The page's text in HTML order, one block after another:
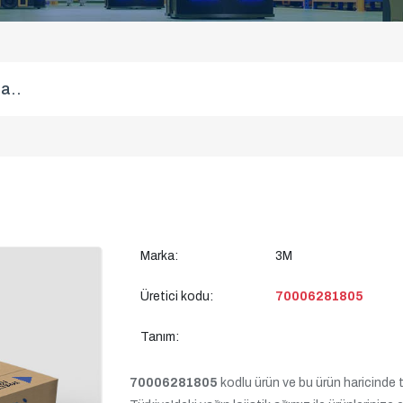
Marka: 3M
Üretici kodu: 70006281805
Tanım:
70006281805 kodlu ürün ve bu ürün